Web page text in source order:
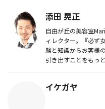
添田 晃正
自由が丘の美容室
ィレクター。『必ず
験と知識からお客様
引き出すことをもっ
イケガヤ